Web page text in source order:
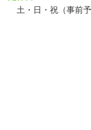
土・日・祝（事前